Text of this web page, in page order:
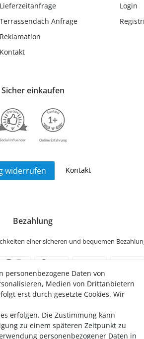
Lieferzeitanfrage
Terrassendach Anfrage
Reklamation
Kontakt
Login
Sicher einkaufen
widerrufen Kontakt
Bezahlung
einer sicheren und bequemen
personenbezogene Daten von
Medien von Drittanbietern
erst durch gesetzte Cookies. Wir
erfolgen. Die Zustimmung kann
zu einem späteren Zeitpunkt zu
personenbezogener Daten in